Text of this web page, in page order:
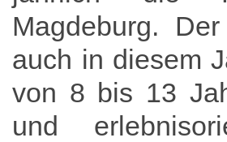
Magdeburg.
auch in diesem
von 8 bis 13
und